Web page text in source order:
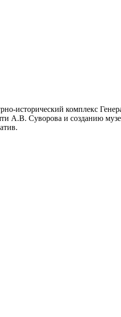
исторический комплекс
А.В. Суворова и созданию